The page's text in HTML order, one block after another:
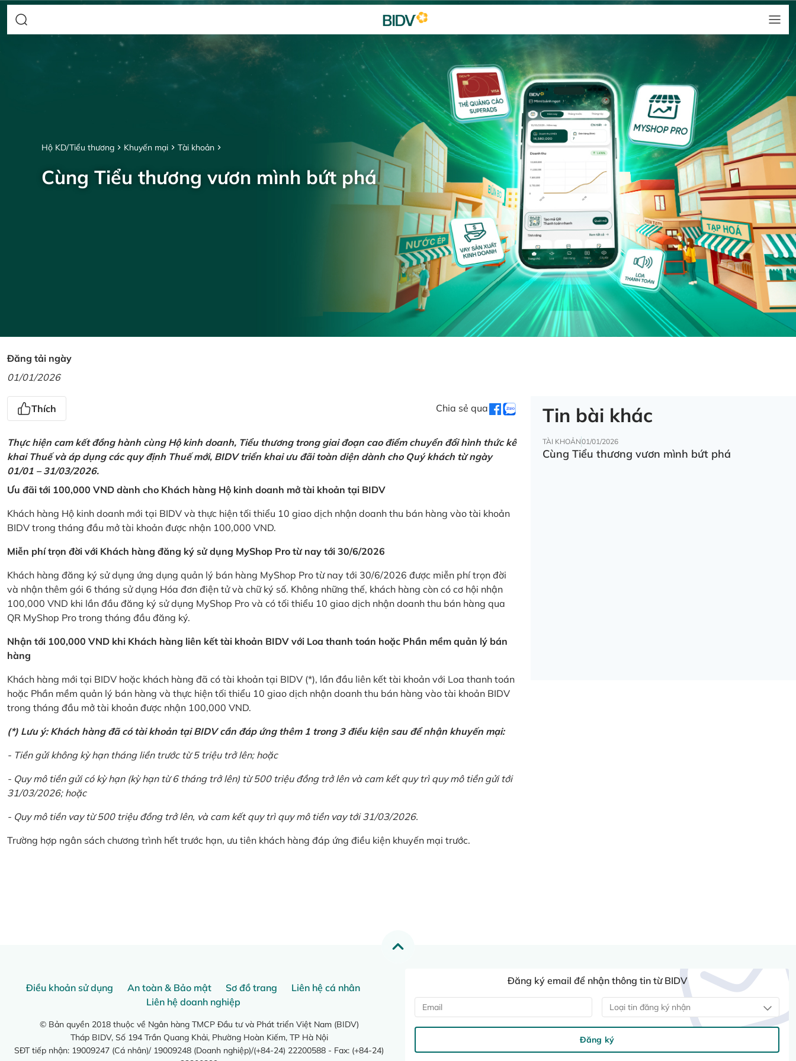
Hộ KD/Tiểu thương Khuyến mại Tài khoản
Cùng Tiểu thương vươn mình bứt phá
Đăng tải ngày
01/01/2026
Thích Chia sẻ qua
Thực hiện cam kết đồng hành cùng Hộ kinh doanh, Tiểu thương trong giai đoạn cao điểm chuyển đổi hình thức kê
khai Thuế và áp dụng các quy định Thuế mới, BIDV triển khai ưu đãi toàn diện dành cho Quý khách từ ngày
01/01 – 31/03/2026.
Ưu đãi tới 100,000 VND dành cho Khách hàng Hộ kinh doanh mở tài khoản tại BIDV
Khách hàng Hộ kinh doanh mới tại BIDV và thực hiện tối thiểu 10 giao dịch nhận doanh thu bán hàng vào tài khoản
BIDV trong tháng đầu mở tài khoản được nhận 100,000 VND.
Miễn phí trọn đời với Khách hàng đăng ký sử dụng MyShop Pro từ nay tới 30/6/2026
Khách hàng đăng ký sử dụng ứng dụng quản lý bán hàng MyShop Pro từ nay tới 30/6/2026 được miễn phí trọn đời
và nhận thêm gói 6 tháng sử dụng Hóa đơn điện tử và chữ ký số. Không những thế, khách hàng còn có cơ hội nhận
100,000 VND khi lần đầu đăng ký sử dụng MyShop Pro và có tối thiểu 10 giao dịch nhận doanh thu bán hàng qua
QR MyShop Pro trong tháng đầu đăng ký.
Nhận tới 100,000 VND khi Khách hàng liên kết tài khoản BIDV với Loa thanh toán hoặc Phần mềm quản lý bán
hàng
Khách hàng mới tại BIDV hoặc khách hàng đã có tài khoản tại BIDV (*), lần đầu liên kết tài khoản với Loa thanh toán
hoặc Phần mềm quản lý bán hàng và thực hiện tối thiểu 10 giao dịch nhận doanh thu bán hàng vào tài khoản BIDV
trong tháng đầu mở tài khoản được nhận 100,000 VND.
(*) Lưu ý: Khách hàng đã có tài khoản tại BIDV cần đáp ứng thêm 1 trong 3 điều kiện sau để nhận khuyến mại:
- Tiền gửi không kỳ hạn tháng liền trước từ 5 triệu trở lên; hoặc
- Quy mô tiền gửi có kỳ hạn (kỳ hạn từ 6 tháng trở lên) từ 500 triệu đồng trở lên và cam kết quy trì quy mô tiền gửi tới
31/03/2026; hoặc
- Quy mô tiền vay từ 500 triệu đồng trở lên, và cam kết quy trì quy mô tiền vay tới 31/03/2026.
Trường hợp ngân sách chương trình hết trước hạn, ưu tiên khách hàng đáp ứng điều kiện khuyến mại trước.
Tin bài khác
TÀI KHOẢN01/01/2026
Cùng Tiểu thương vươn mình bứt phá
Điều khoản sử dụng An toàn & Bảo mật Sơ đồ trang
Liên hệ cá nhân
Liên hệ doanh nghiệp
© Bản quyền 2018 thuộc về Ngân hàng TMCP Đầu tư và Phát triển Việt Nam (BIDV)
Tháp BIDV, Số 194 Trần Quang Khải, Phường Hoàn Kiếm, TP Hà Nội
SĐT tiếp nhận: 19009247 (Cá nhân)/ 19009248 (Doanh nghiệp)/(+84-24) 22200588 - Fax: (+84-24)
Đăng ký email để nhận thông tin từ BIDV
Loại tin đăng ký nhận
Đăng ký